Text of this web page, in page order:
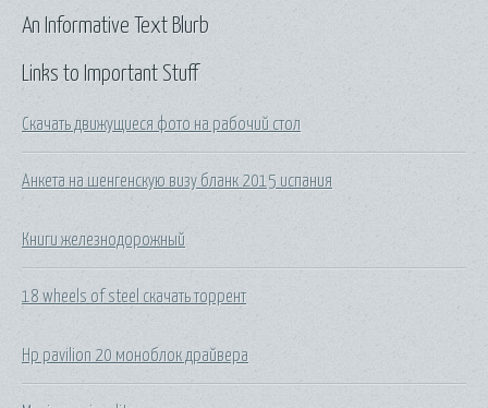
Links to Important Stuff
Скачать движущиеся фото на рабочий стол
Анкета на шенгенскую визу бланк 2015 испания
Книги железнодорожный
18 wheels of steel скачать торрент
Hp pavilion 20 моноблок драйвера
An Informative Text Blurb